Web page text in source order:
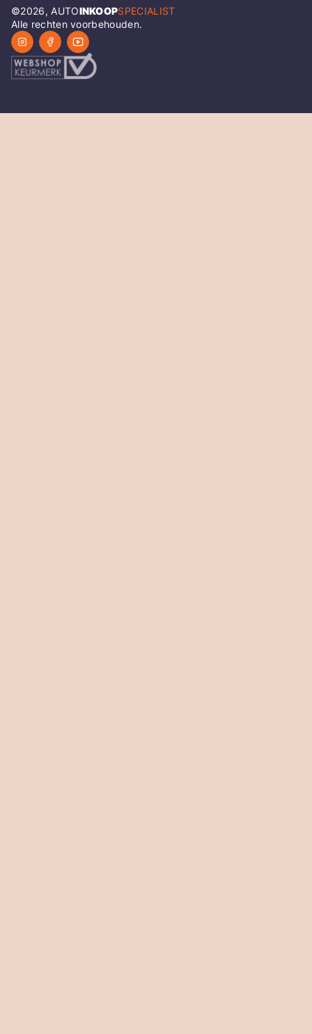
©2026, AUTOINKOOPSPECIALIST
Alle rechten voorbehouden.